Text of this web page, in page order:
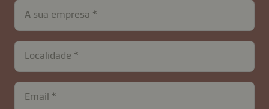
A sua empresa
Localidade
Email